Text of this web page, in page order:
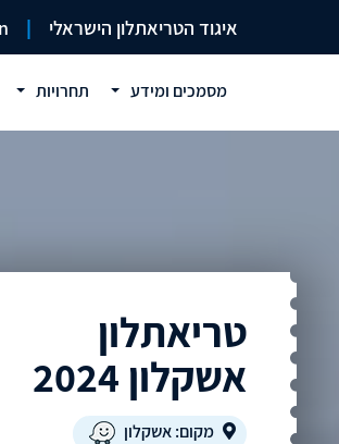
איגוד הטריאתלון הישראלי |
מסמכים ומידע תחרויות
טריאתלון
אשקלון 2024
מקום: אשקלון